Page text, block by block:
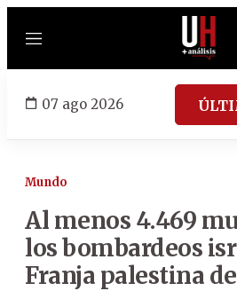
Menú
07 ago 2026
Mundo
Al menos 4.469
los bombardeos
Franja palestina